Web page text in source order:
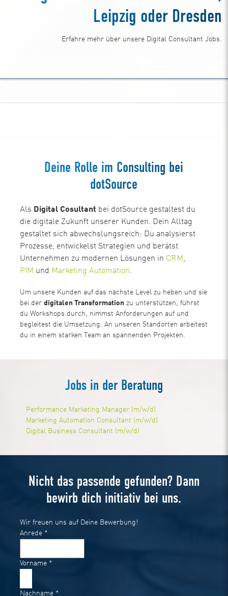
Leipzig oder Dresden
Erfahre mehr über unsere Digital Consultant Jobs.
Deine Rolle im Consulting bei
dotSource
Als Digital Cosultant bei dotSource gestaltest du
die digitale Zukunft unserer Kunden. Dein Alltag
gestaltet sich abwechslungsreich: Du analysierst
Prozesse, entwickelst Strategien und berätst
Unternehmen zu modernen Lösungen in CRM,
PIM und Marketing Automation.
Um unsere Kunden auf das nächste Level zu heben und sie
bei derdigitalen Transformation zu unterstützen, führst
du Workshops durch, nimmst Anforderungen auf und
begleitest die Umsetzung. An unseren Standorten arbeitest
du in einem starken Team an spannenden Projekten.
Jobs in der Beratung
Performance Marketing Manager (m/w/d)
Marketing Automation Consultant (m/w/d)
Digital Business Consultant (m/w/d)
Nicht das passende gefunden? Dann
bewirb dich initiativ bei uns.
Wir freuen uns auf Deine Bewerbung!
Anrede *
Vorname *
Nachname *